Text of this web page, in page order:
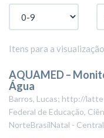
Itens para a
AQUAMED –
Água
Barros, Lucas; http://
Federal de Educação,
NorteBrasilNatal -